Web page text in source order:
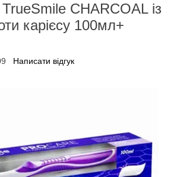
CHARCOAL із
карієсу 100мл+
Написати відгук